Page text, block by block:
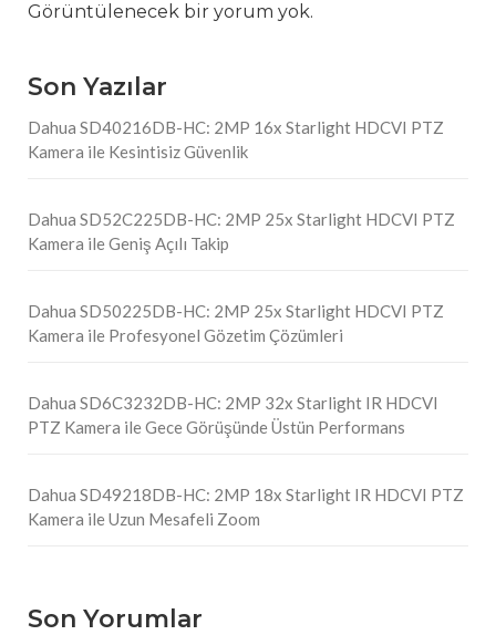
Görüntülenecek bir yorum yok.
Son Yazılar
Dahua SD40216DB-HC: 2MP 16x Starlight HDCVI PTZ
Kamera ile Kesintisiz Güvenlik
Dahua SD52C225DB-HC: 2MP 25x Starlight HDCVI PTZ
Kamera ile Geniş Açılı Takip
Dahua SD50225DB-HC: 2MP 25x Starlight HDCVI PTZ
Kamera ile Profesyonel Gözetim Çözümleri
Dahua SD6C3232DB-HC: 2MP 32x Starlight IR HDCVI
PTZ Kamera ile Gece Görüşünde Üstün Performans
Dahua SD49218DB-HC: 2MP 18x Starlight IR HDCVI PTZ
Kamera ile Uzun Mesafeli Zoom
Son Yorumlar